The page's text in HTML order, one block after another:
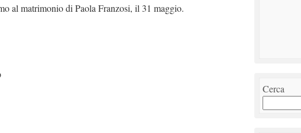
al matrimonio di Paola Franzosi, il 31 maggio.
Cerca